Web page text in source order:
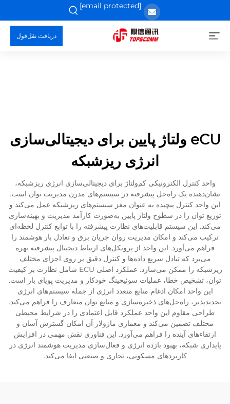
[email protected]
دریافت نقل‌قول
eCU ولتاژ پایین برای دیجیتالی‌سازی
انرژی ریزشبکه
واحد کنترل الکترونیکی کم‌ولتاژ برای دیجیتالی‌سازی انرژی ریزشبکه،
نشان‌دهنده یک راه‌حل پیشرفته در سیستم‌های مدرن مدیریت توان است.
این واحد کنترل پیچیده به عنوان مغز سیستم‌های ریزشبکه عمل می‌کند و
توزیع توان را در سطوح ولتاژ پایین به‌صورت کارآمد مدیریت و بهینه‌سازی
می‌کند. این سیستم قابلیت‌های نظارت پیشرفته را با توابع کنترل لحظه‌ای
ترکیب می‌کند و امکان مدیریت روان جریان برق و تعادل بار هوشمند را
فراهم می‌آورد. این واحد از پروتکل‌های ارتباط دیجیتال پیشرفته بهره
می‌برد که تبادل سریع داده‌ها و کنترل دقیق بر روی اجزای مختلف
ریزشبکه را ممکن می‌سازد. عملکرد اصلی ECU شامل نظارت بر کیفیت
توان، تشخیص خطا، عملیات سوئیچینگ خودکار و مدیریت پویای بار است.
این واحد امکان ادغام منابع متعدد انرژی از جمله سیستم‌های انرژی
تجدیدپذیر، راه‌حل‌های ذخیره‌سازی و منابع توان متعارف را فراهم می‌کند.
طراحی مقاوم این واحد عملکرد قابل اعتمادی را در شرایط محیطی
مختلف تضمین می‌کند و معماری ماژولار آن امکان گسترش آسان و
ارتقاء‌های آینده را فراهم می‌آورد. این فناوری نقش مهمی در افزایش
پایداری شبکه، بهبود بازده انرژی و فعال‌سازی مدیریت هوشمند انرژی در
کاربردهای مسکونی، تجاری و صنعتی ایفا می‌کند.